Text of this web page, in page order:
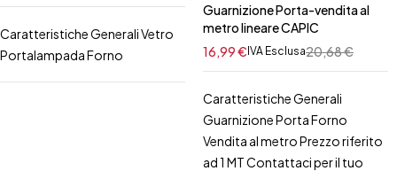
Caratteristiche Generali Vetro
Portalampada Forno
Guarnizione Porta-vendita al
metro lineare CAPIC
20,68€
16,99€IVA Esclusa
Caratteristiche Generali
Guarnizione Porta Forno
Vendita al metro Prezzo riferito
ad 1 MT Contattaci per il tuo